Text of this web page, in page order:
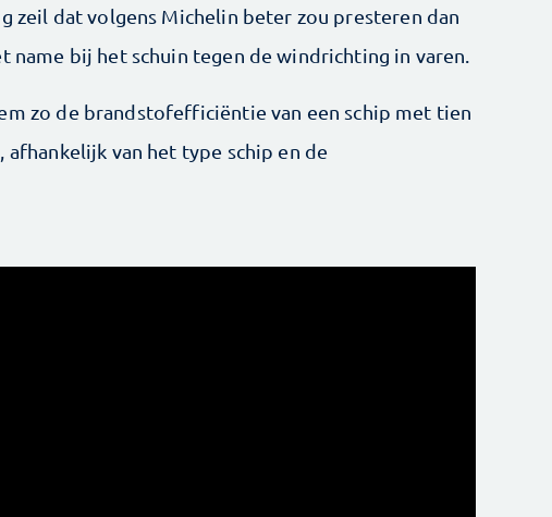
zeil dat volgens Michelin beter zou presteren dan
name bij het schuin tegen de windrichting in varen.
zo de brandstof­efficiëntie van een schip met tien
van het type schip en de